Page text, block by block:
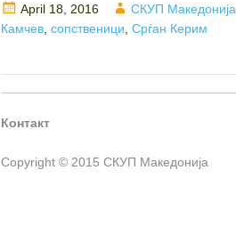
Posted
on
April 18, 2016 Author
СКУП Македонија
Камчев ,сопственици ,Срѓан Керим
Контакт
Copyright © 2015 СКУП Македонија